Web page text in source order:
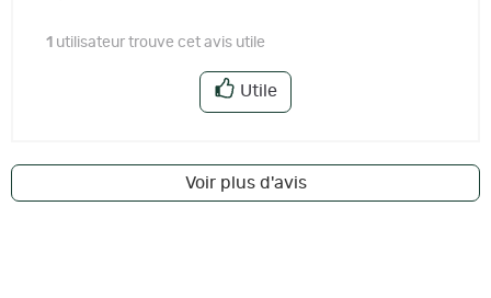
1 utilisateur trouve cet avis utile
Utile
Voir plus d'avis